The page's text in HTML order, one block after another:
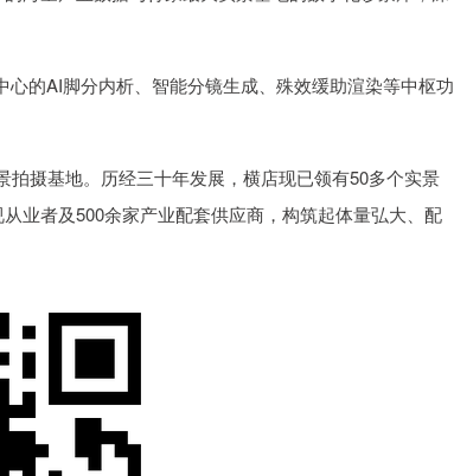
的AI脚分内析、智能分镜生成、殊效缓助渲染等中枢功
摄基地。历经三十年发展，横店现已领有50多个实景
业者及500余家产业配套供应商，构筑起体量弘大、配